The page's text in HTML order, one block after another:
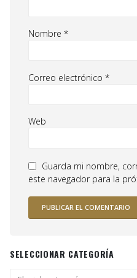
Nombre *
Correo electrónico *
Web
Guarda mi nombre,
este navegador para la
SELECCIONAR CATEGORÍA
Seleccionar